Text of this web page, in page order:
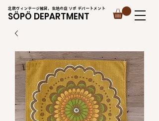
北欧ヴィンテージ雑貨、生地の店 ソポ デパートメント
SÖPÖ DEPARTMENT